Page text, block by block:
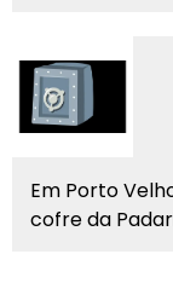
Em Porto
cofre da